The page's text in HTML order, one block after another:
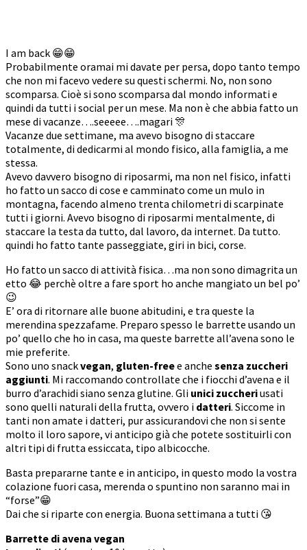
I am back 😁😁
Probabilmente oramai mi davate per persa, dopo tanto tempo
che non mi facevo vedere su questi schermi. No, non sono
scomparsa. Cioè si sono scomparsa dal mondo informati e
quindi da tutti i social per un mese. Ma non è che abbia fatto un
mese di vacanze….seeeee….magari 🎊
Vacanze due settimane, ma avevo bisogno di staccare
totalmente, di dedicarmi al mondo fisico, alla famiglia, a me
stessa.
Avevo davvero bisogno di riposarmi, ma non nel fisico, infatti
ho fatto un sacco di cose e camminato come un mulo in
montagna, facendo almeno trenta chilometri di scarpinate
tutti i giorni. Avevo bisogno di riposarmi mentalmente, di
staccare la testa da tutto, dal lavoro, da internet. Da tutto.
quindi ho fatto tante passeggiate, giri in bici, corse.
Ho fatto un sacco di attività fisica…ma non sono dimagrita un
etto 😂 perchè oltre a fare sport ho anche mangiato un bel po’
😉
E’ ora di ritornare alle buone abitudini, e tra queste la
merendina spezzafame. Preparo spesso le barrette usando un
po’ quello che ho in casa, ma queste barrette all’avena sono le
mie preferite.
Sono uno snackvegan, gluten-freee anche senza zuccheri
aggiunti. Mi raccomando controllate che i fiocchi d’avena e il
burro d’arachidi siano senza glutine. Gli unici zuccheriusati
sono quelli naturali della frutta, ovvero i datteri. Siccome in
tanti non amate i datteri, pur assicurandovi che non si sente
molto il loro sapore, vi anticipo già che potete sostituirli con
altri tipi di frutta essiccata, tipo albicocche.
Basta prepararne tante e in anticipo, in questo modo la vostra
colazione fuori casa, merenda o spuntino non saranno mai in
“forse”😁
Dai che si riparte con energia. Buona settimana a tutti 😘
Barrette di avena vegan